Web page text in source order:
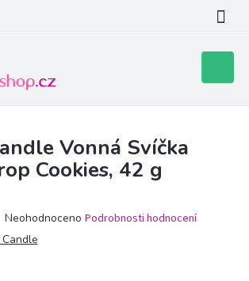
košík
Vonná Svíčka
Cookies, 42 g
Průměrné
hodnocení
produktu
Neohodnoceno Podrobnosti hodnocení